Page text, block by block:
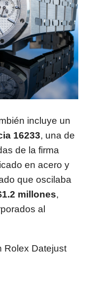
incluye un
16233, una de
de la firma
en acero y
que oscilaba
millones,
al